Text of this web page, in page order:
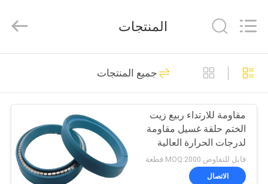
مسكن
منتجات
معلومات
Reserved.
لفة بطانة الفرامل
42
المنتجات
جميع المنتجات
مقاومة للارتداء ربيع زيت
الختم حلقة غسيل مقاومة
لدرجات الحرارة العالية
للمركبات
قابل للتفاوض MOQ:2000 قطعة
الاتصال